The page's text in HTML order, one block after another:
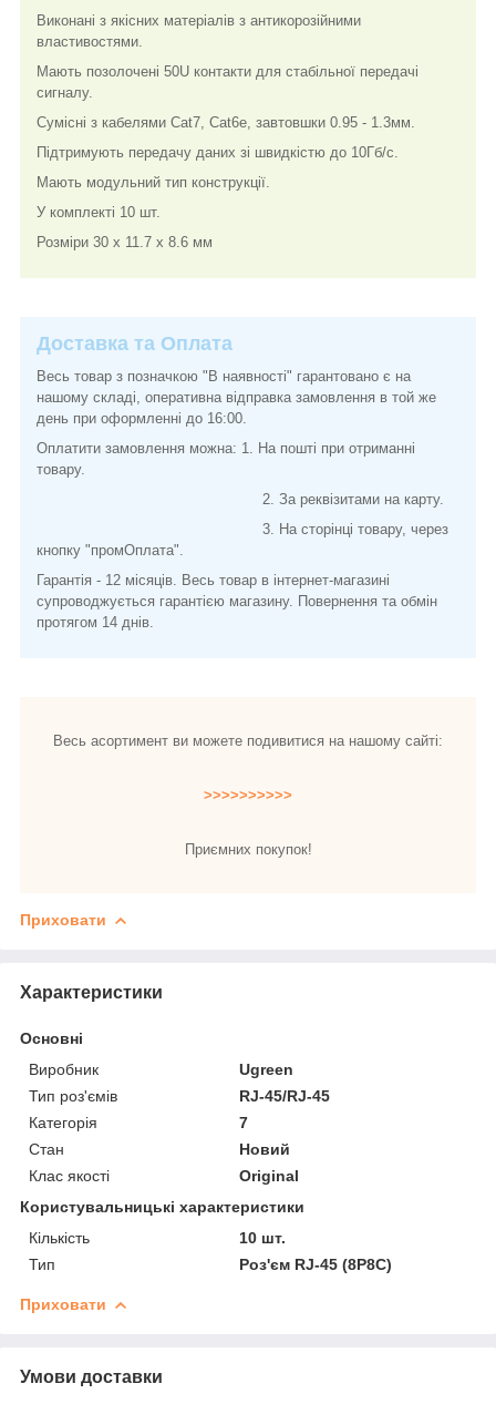
Виконані з якісних матеріалів з антикорозійними
властивостями.
Мають позолочені 50U контакти для стабільної передачі
сигналу.
Сумісні з кабелями Cat7, Cat6e, завтовшки 0.95 - 1.3мм.
Підтримують передачу даних зі швидкістю до 10Гб/с.
Мають модульний тип конструкції.
У комплекті 10 шт.
Розміри 30 x 11.7 x 8.6 мм
Доставка та Оплата
Весь товар з позначкою "В наявності" гарантовано є на
нашому складі, оперативна відправка замовлення в той же
день при оформленні до 16:00.
Оплатити замовлення можна: 1. На пошті при отриманні
товару.
2. За реквізитами на карту.
3. На сторінці товару, через
кнопку "промОплата".
Гарантія - 12 місяців. Весь товар в інтернет-магазині
супроводжується гарантією магазину. Повернення та обмін
протягом 14 днів.
Весь асортимент ви можете подивитися на нашому сайті:
>>>>>>>>>>
Приємних покупок!
Приховати
Характеристики
Основні
Виробник
Ugreen
Тип роз'ємів
RJ-45/RJ-45
Категорія
7
Стан
Новий
Клас якості
Original
Користувальницькі характеристики
Кількість
10 шт.
Тип
Роз'єм RJ-45 (8P8C)
Приховати
Умови доставки